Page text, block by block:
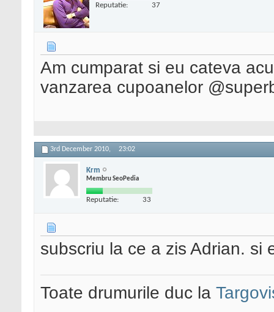
Reputatie: 37
Am cumparat si eu cateva
vanzarea cupoanelor
3rd December 2010, 23:02
Krm
Membru SeoPedia
Reputatie: 33
subscriu la ce a zis Adrian. si
Toate drumurile duc la